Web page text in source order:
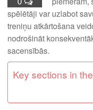
spēlētāji var uzlabot
treniņu atkārtošana
nodrošināt
sacensībās.
Key sections in